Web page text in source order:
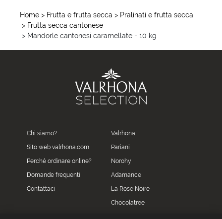
Home > Frutta e frutta secca > Pralinati e frutta secca
> Frutta secca cantonese
> Mandorle cantonesi caramellate - 10 kg
Chi siamo?
Sito web valrhona.com
Perché ordinare online?
Domande frequenti
Contattaci
Valrhona
Pariani
Norohy
Adamance
La Rose Noire
Chocolatree